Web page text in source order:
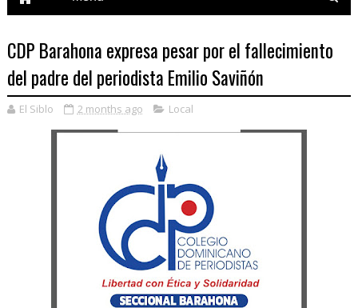
CDP Barahona expresa pesar por el fallecimiento
del padre del periodista Emilio Saviñón
El Siblo 2 months ago Local